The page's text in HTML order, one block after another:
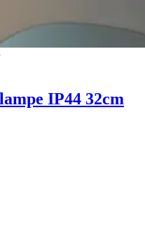
IP44 32cm